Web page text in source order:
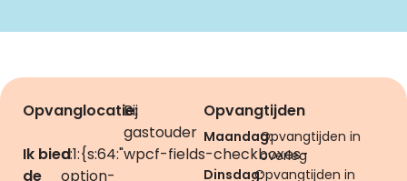
Opvanglocatie:
Bij
gastouder
Ik bied
de
a:1:{s:64:"wpcf-fields-checkboxes-
option-
Opvangtijden
Maandag:Opvangtijden in
overleg
Dinsdag:Opvangtijden in